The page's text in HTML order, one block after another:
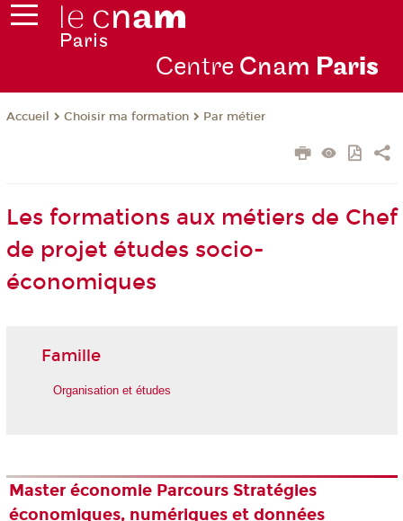
Centre Cnam Paris
Accueil Choisir ma formation Par métier
Les formations aux métiers de Chef
de projet études socio-
économiques
Famille
Organisation et études
Master économie Parcours Stratégies
économiques, numériques et données